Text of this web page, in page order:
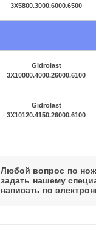
3X5800.3000.6000.6500
Gidrolast
3X10000.4000.26000.6100
Gidrolast
3X10120.4150.26000.6100
Любой вопрос по
задать нашему
написать по